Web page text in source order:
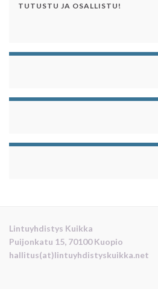
TUTUSTU JA OSALLISTU!
Lintuyhdistys Kuikka
Puijonkatu 15, 70100 Kuopio
hallitus(at)lintuyhdistyskuikka.net